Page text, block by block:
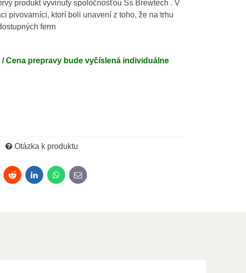
produkt vyvinutý spoločnosťou Ss Brewtech . V
pivovarníci, ktorí boli unavení z toho, že na trhu
ferm
/ Cena prepravy bude vyčíslená individuálne
Otázka k produktu
RedditLinkedInWhatsApp
E-mail